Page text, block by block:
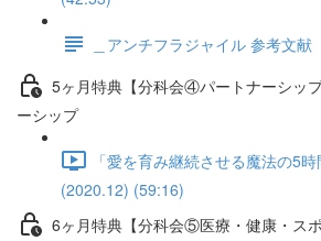
＿アンチフラジャイル 参考文献
5ヶ月特典【分科会④パートナーシッ
ーシップ
「愛を育み継続させる魔法の5
(2020.12) (59:16)
6ヶ月特典【分科会⑤医療・健康・ス